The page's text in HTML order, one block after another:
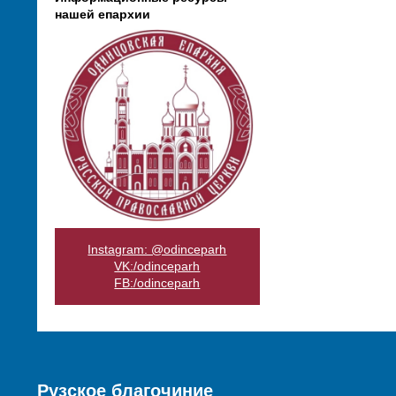
нашей епархии
Instagram: @odinceparh
VK:/odinceparh
FB:/odinceparh
Рузское благочиние